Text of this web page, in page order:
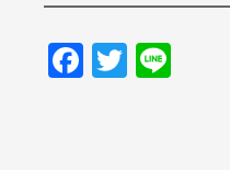
Facebook
Twitter